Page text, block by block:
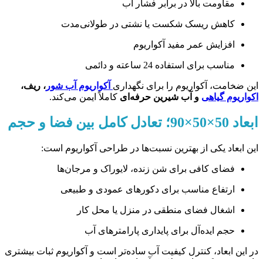
مقاومت بالا در برابر فشار آب
کاهش ریسک شکست یا نشتی در طولانی‌مدت
افزایش عمر مفید آکواریوم
مناسب برای استفاده 24 ساعته و دائمی
این ضخامت، آکواریوم را برای نگهداری آکواریوم آب شور ، ریف،
اکواریوم گیاهی و آب شیرین حرفه‌ای کاملاً ایمن می‌کند.
ابعاد 50×50×90؛ تعادل کامل بین فضا و حجم
این ابعاد یکی از بهترین نسبت‌ها در طراحی آکواریوم است:
فضای کافی برای شن زنده، لایوراک و مرجان‌ها
ارتفاع مناسب برای دکورهای عمودی و طبیعی
اشغال فضای منطقی در منزل یا محل کار
حجم ایده‌آل برای پایداری پارامترهای آب
در این ابعاد، کنترل کیفیت آب ساده‌تر است و آکواریوم ثبات بیشتری